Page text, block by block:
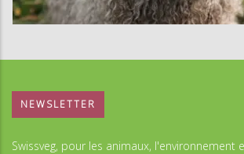
NEWSLETTER
Swissveg, pour les animaux, l'environnement